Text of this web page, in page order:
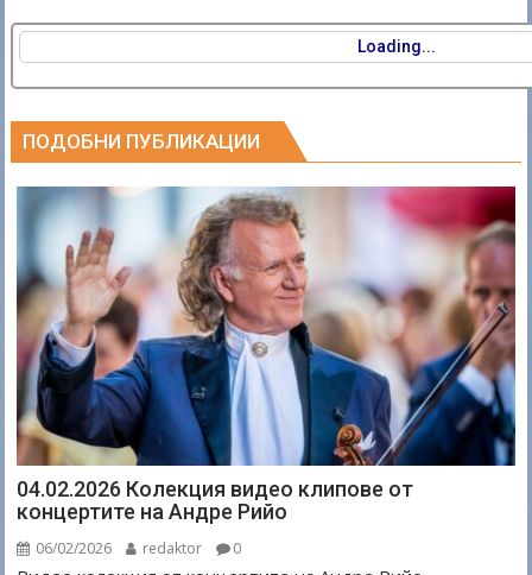
Loading...
ПОДОБНИ ПУБЛИКАЦИИ
04.02.2026 Колекция видео клипове от
концертите на Андре Рийо
06/02/2026 redaktor 0